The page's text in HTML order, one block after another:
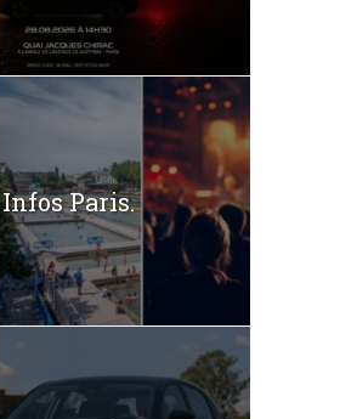
Infos Paris.